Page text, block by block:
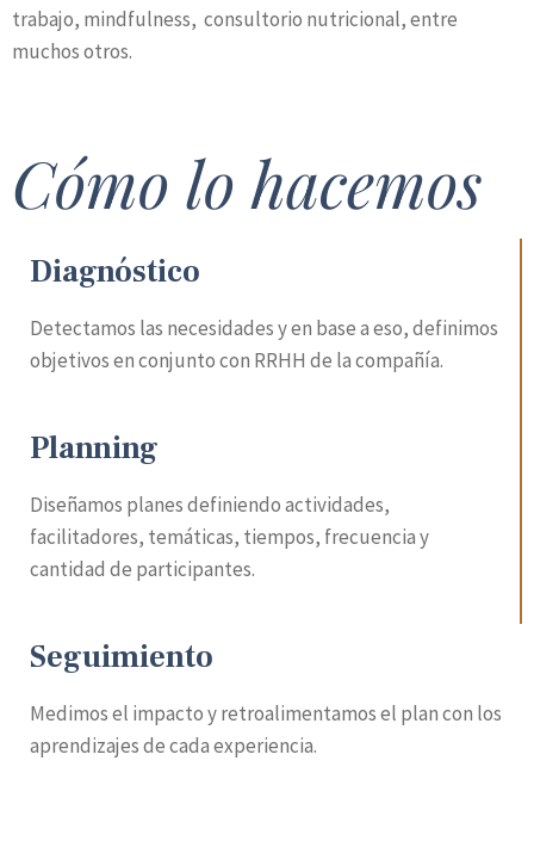
trabajo, mindfulness, consultorio nutricional, entre
muchos otros.
Cómo lo hacemos
Diagnóstico
Detectamos las necesidades y en base a eso, definimos
objetivos en conjunto con RRHH de la compañía.
Planning
Diseñamos planes definiendo actividades,
facilitadores, temáticas, tiempos, frecuencia y
cantidad de participantes.
Seguimiento
Medimos el impacto y retroalimentamos el plan con los
aprendizajes de cada experiencia.